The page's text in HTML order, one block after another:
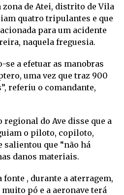
zona de Atei, distrito de Vila
quatro tripulantes e que
para um acidente
naquela freguesia.
se a efetuar as manobras
uma vez que traz 900
referiu o comandante,
regional do Ave disse que a
o piloto, copiloto,
que “não há
danos materiais.
fonte , durante a aterragem,
pó e a aeronave terá